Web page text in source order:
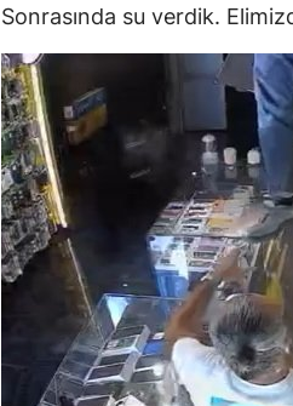
Sonrasında su verdik.